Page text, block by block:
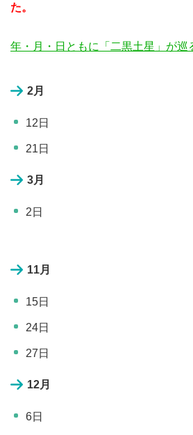
た。
年・月・日ともに「二黒土星」が巡
2月
12日
21日
3月
2日
11月
15日
24日
27日
12月
6日